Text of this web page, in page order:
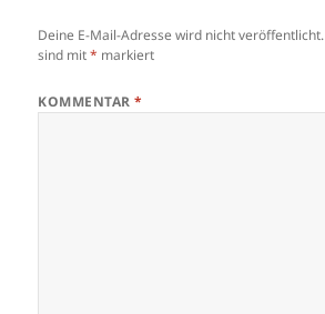
Deine E-Mail-Adresse wird nicht veröffentlicht.
sind mit* markiert
KOMMENTAR*